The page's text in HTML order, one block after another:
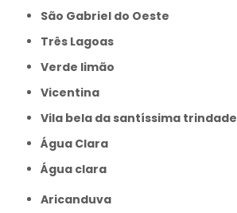
São Gabriel do Oeste
Três Lagoas
Verde limão
Vicentina
Vila bela da santíssima trindade
Água Clara
Água clara
Aricanduva